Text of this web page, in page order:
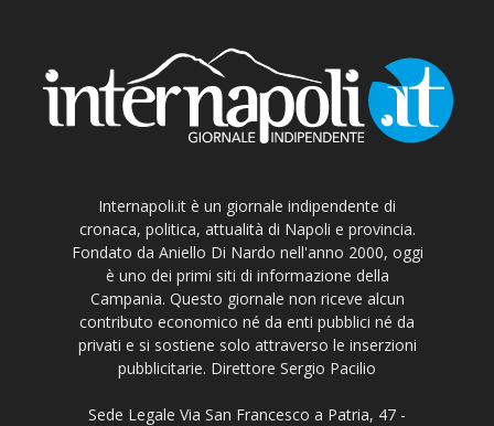
Internapoli.it è un giornale indipendente di
cronaca, politica, attualità di Napoli e provincia.
Fondato da Aniello Di Nardo nell'anno 2000, oggi
è uno dei primi siti di informazione della
Campania. Questo giornale non riceve alcun
contributo economico né da enti pubblici né da
privati e si sostiene solo attraverso le inserzioni
pubblicitarie. Direttore Sergio Pacilio
Sede Legale Via San Francesco a Patria, 47 -